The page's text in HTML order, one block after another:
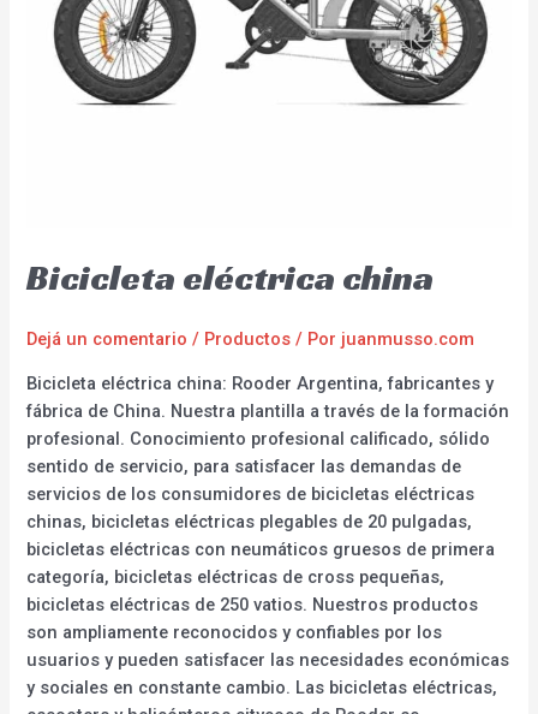
Bicicleta eléctrica china
Dejá un comentario / Productos / Por juanmusso.com
Bicicleta eléctrica china: Rooder Argentina, fabricantes y
fábrica de China. Nuestra plantilla a través de la formación
profesional. Conocimiento profesional calificado, sólido
sentido de servicio, para satisfacer las demandas de
servicios de los consumidores de bicicletas eléctricas
chinas, bicicletas eléctricas plegables de 20 pulgadas,
bicicletas eléctricas con neumáticos gruesos de primera
categoría, bicicletas eléctricas de cross pequeñas,
bicicletas eléctricas de 250 vatios. Nuestros productos
son ampliamente reconocidos y confiables por los
usuarios y pueden satisfacer las necesidades económicas
y sociales en constante cambio. Las bicicletas eléctricas,